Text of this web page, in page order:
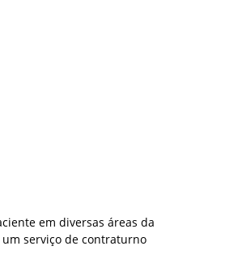
em diversas áreas da
serviço de contraturno